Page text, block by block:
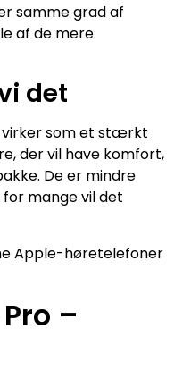
samme grad af
af de mere
det
virker som et stærkt
der vil have komfort,
De er mindre
mange vil det
Apple-høretelefoner
–